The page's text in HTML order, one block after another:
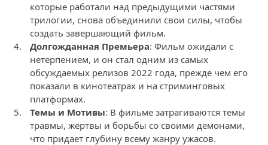
которые работали над предыдущими частями
трилогии, снова объединили свои силы, чтобы
создать завершающий фильм.
Долгожданная Премьера: Фильм ожидали с
нетерпением, и он стал одним из самых
обсуждаемых релизов 2022 года, прежде чем его
показали в кинотеатрах и на стриминговых
платформах.
Темы и Мотивы: В фильме затрагиваются темы
травмы, жертвы и борьбы со своими демонами,
что придает глубину всему жанру ужасов.